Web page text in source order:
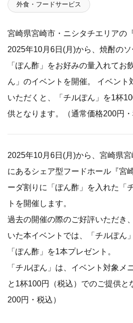
外食・フードサービス
宮崎県宮崎市・ニシタチエリアの
2025年10月6日(月)から、焼酎の
「ぽん酢」をお好みの量入れてお
ん」のイベントを開催。 イベント
いただくと、「チルぽん」を1杯
供となります。（通常価格200円・
2025年10月6日(月)から、宮崎県
にあるシェア型フードホール『宮
ーダ割りに「ぽん酢」を入れた「
トを開催します。
過去の開催の際のご好評いただき
いた本イベントでは、「チルぽん
「ぽん酢」を1本プレゼント。
「チルぽん」は、イベント対象メ
と1杯100円（税込）でのご提供と
200円・税込）